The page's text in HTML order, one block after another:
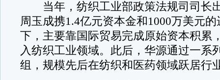
当年，纺织工业部政策法规司司长
周玉成携1.4亿元资本金和1000万美元
下，主要靠国际贸易完成原始资本积累
入纺织工业领域。此后，华源通过一系
组，规模先后在纺织和医药领域跃居行